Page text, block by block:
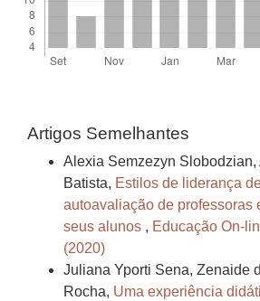
Artigos Semelhantes
Alexia Semzezyn Slobodzian,
Batista, Estilos de liderança
autoavaliação de professoras
seus alunos , Educação On-
(2020)
Juliana Yporti Sena, Zenaide
Rocha, Uma experiência